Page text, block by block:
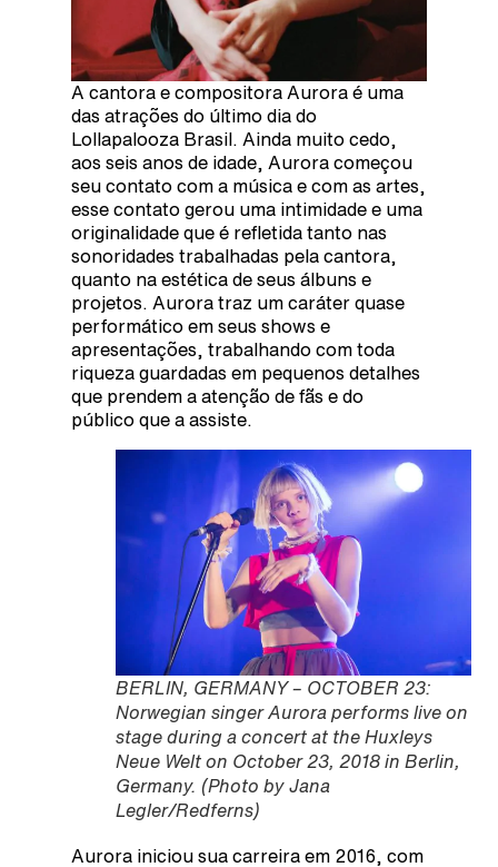
A cantora e compositora Aurora é uma
das atrações do último dia do
Lollapalooza Brasil. Ainda muito cedo,
aos seis anos de idade, Aurora começou
seu contato com a música e com as artes,
esse contato gerou uma intimidade e uma
originalidade que é refletida tanto nas
sonoridades trabalhadas pela cantora,
quanto na estética de seus álbuns e
projetos. Aurora traz um caráter quase
performático em seus shows e
apresentações, trabalhando com toda
riqueza guardadas em pequenos detalhes
que prendem a atenção de fãs e do
público que a assiste.
BERLIN, GERMANY – OCTOBER 23:
Norwegian singer Aurora performs live on
stage during a concert at the Huxleys
Neue Welt on October 23, 2018 in Berlin,
Germany. (Photo by Jana
Legler/Redferns)
Aurora iniciou sua carreira em 2016, com